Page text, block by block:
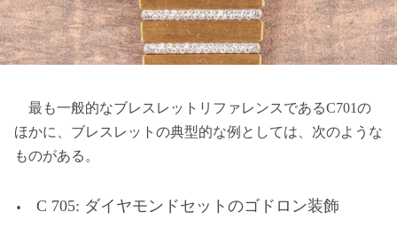
最も一般的なブレスレットリファレンスであるC701の
ほかに、ブレスレットの典型的な例としては、次のような
ものがある。
C 705: ダイヤモンドセットのゴドロン装飾